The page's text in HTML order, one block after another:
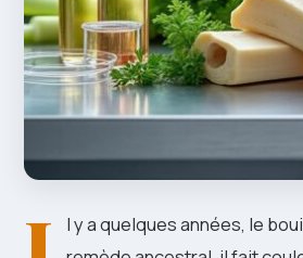
l y a quelques années, le